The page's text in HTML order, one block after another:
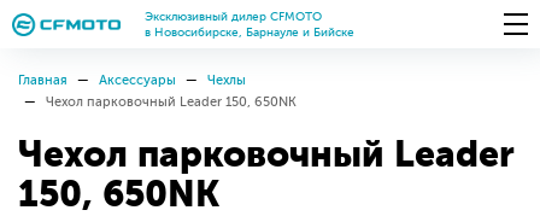
Эксклюзивный дилер CFMOTO
в Новосибирске, Барнауле и Бийске
Главная Аксессуары
Чехлы
Чехол парковочный Leader 150, 650NK
Чехол парковочный Leader
150, 650NK